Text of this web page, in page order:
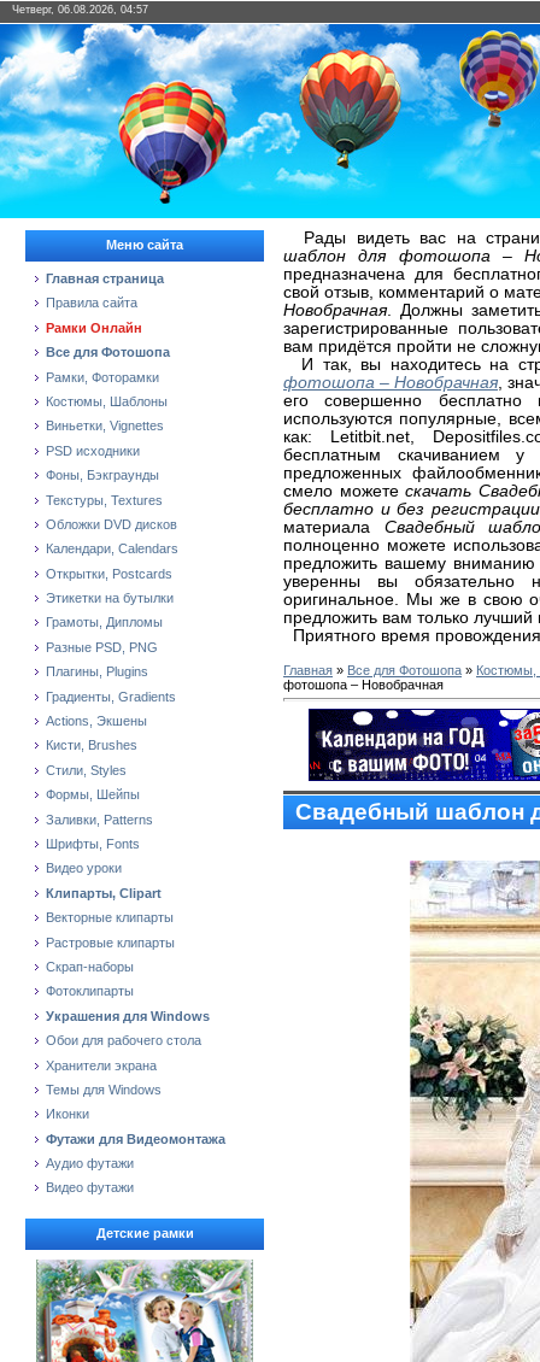
Четверг, 06.08.2026, 04:57
Меню сайта
Главная страница
Правила сайта
Рамки Онлайн
Все для Фотошопа
Рамки, Фоторамки
Костюмы, Шаблоны
Виньетки, Vignettes
PSD исходники
Фоны, Бэкграунды
Текстуры, Textures
Обложки DVD дисков
Календари, Calendars
Открытки, Postcards
Этикетки на бутылки
Грамоты, Дипломы
Разные PSD, PNG
Плагины, Plugins
Градиенты, Gradients
Actions, Экшены
Кисти, Brushes
Стили, Styles
Формы, Шейпы
Заливки, Patterns
Шрифты, Fonts
Видео уроки
Клипарты, Clipart
Векторные клипарты
Растровые клипарты
Скрап-наборы
Фотоклипарты
Украшения для Windows
Обои для рабочего стола
Хранители экрана
Темы для Windows
Иконки
Футажи для Видеомонтажа
Аудио футажи
Видео футажи
Детские рамки
Рады видеть вас на
шаблон для фотошопа –
предназначена для
свой отзыв, комментарий о
Новобрачная. Должны
зарегистрированные
вам придётся пройти не
И так, вы находитесь на
фотошопа – Новобрачная,
его совершенно
используются популярные,
как: Letitbit.net,
бесплатным скачиванием
предложенных
смело можетескачать
бесплатно и без регистрации
материала Свадебный
полноценно можете
предложить вашему
уверенны вы обязательно
оригинальное. Мы же в свою
предложить вам только
Приятного время
Главная » Все для Фотошопа »
фотошопа – Новобрачная
Свадебный шаблон